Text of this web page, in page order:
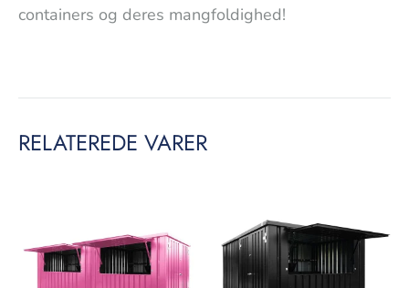
containers og deres mangfoldighed!
RELATEREDE VARER